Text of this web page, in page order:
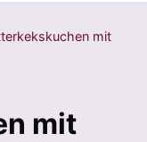
mit
mit